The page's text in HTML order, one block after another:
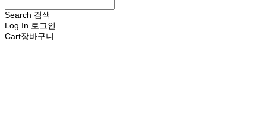
Search 검색
Log In 로그인
Cart장바구니